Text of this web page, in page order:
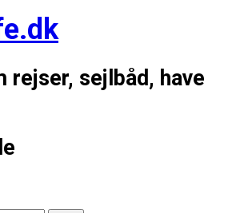
rejser, sejlbåd, have